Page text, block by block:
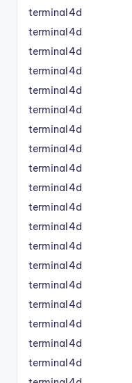
terminal4d
terminal4d
terminal4d
terminal4d
terminal4d
terminal4d
terminal4d
terminal4d
terminal4d
terminal4d
terminal4d
terminal4d
terminal4d
terminal4d
terminal4d
terminal4d
terminal4d
terminal4d
terminal4d